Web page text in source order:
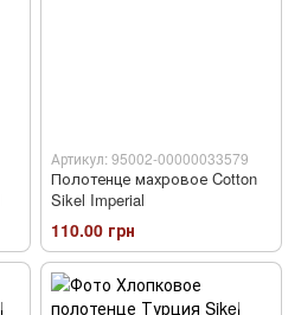
Артикул: 95002-00000033579
Полотенце махровое Cotton
Sikel Imperial
110.00 грн